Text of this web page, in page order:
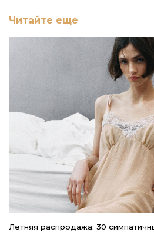
Читайте еще
Летняя распродажа: 30